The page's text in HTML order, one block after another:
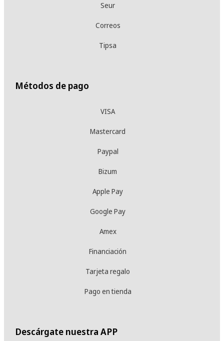
Seur
Correos
Tipsa
Métodos de pago
VISA
Mastercard
Paypal
Bizum
Apple Pay
Google Pay
Amex
Financiación
Tarjeta regalo
Pago en tienda
Descárgate nuestra APP